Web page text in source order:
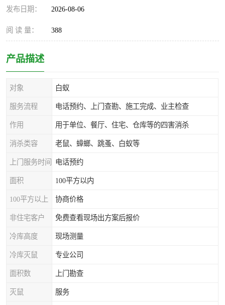
发布日期： 2026-08-06
阅 读 量： 388
产品描述
对象 白蚁
服务流程 电话预约、上门查勘、施工完成、业主检查
作用 用于单位、餐厅、住宅、仓库等的四害消杀
消杀类容 老鼠、蟑螂、跳蚤、白蚁等
上门服务时间 电话预约
面积 100平方以内
100平方以上 协商价格
非住宅客户 免费查看现场出方案后报价
冷库高度 现场测量
冷库灭鼠 专业公司
面积数 上门勘查
灭鼠 服务